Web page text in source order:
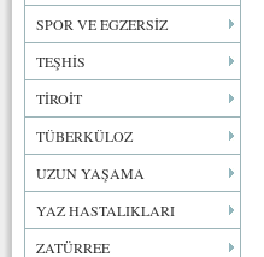
SPOR VE EGZERSİZ
TEŞHİS
TİROİT
TÜBERKÜLOZ
UZUN YAŞAMA
YAZ HASTALIKLARI
ZATÜRREE